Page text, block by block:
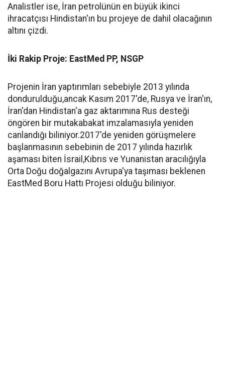
Analistler ise, İran petrolünün en büyük ikinci
ihracatçısı Hindistan'ın bu projeye de dahil olacağının
altını çizdi.
İki Rakip Proje: EastMed PP, NSGP
Projenin İran yaptırımları sebebiyle 2013 yılında
dondurulduğu,ancak Kasım 2017'de, Rusya ve İran'ın,
İran'dan Hindistan'a gaz aktarımına Rus desteği
öngören bir mutakabakat imzalamasıyla yeniden
canlandığı biliniyor.2017'de yeniden görüşmelere
başlanmasının sebebinin de 2017 yılında hazırlık
aşaması biten İsrail,Kıbrıs ve Yunanistan aracılığıyla
Orta Doğu doğalgazını Avrupa'ya taşıması beklenen
EastMed Boru Hattı Projesi olduğu biliniyor.